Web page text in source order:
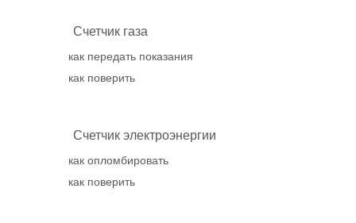
Счетчик газа
как передать показания
как поверить
Счетчик электроэнергии
как опломбировать
как поверить